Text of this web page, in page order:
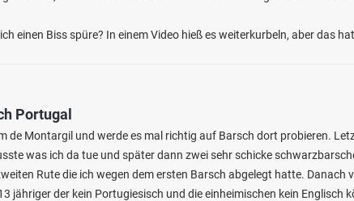
einen Biss spüre? In einem Video hieß es weiterkurbeln, aber das
Portugal
de Montargil und werde es mal richtig auf Barsch dort probieren.
was ich da tue und später dann zwei sehr schicke
Rute die ich wegen dem ersten Barsch abgelegt hatte. Danach
jähriger der kein Portugiesisch und die einheimischen kein Englisch